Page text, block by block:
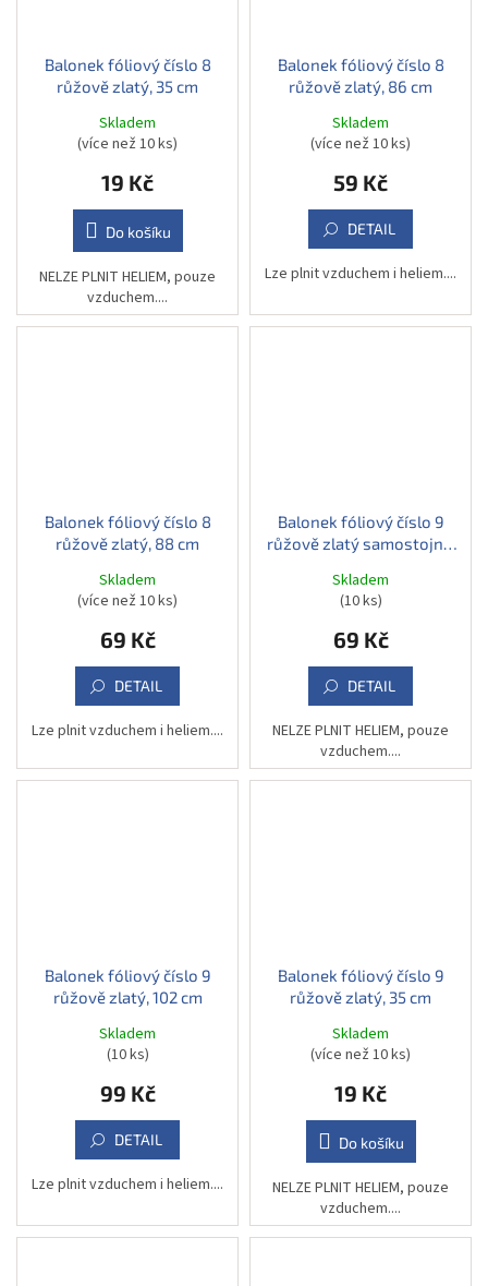
Balonek fóliový číslo 8
růžově zlatý, 35 cm
Skladem
(více než 10 ks)
19 Kč
Do košíku
NELZE PLNIT HELIEM, pouze
vzduchem....
Balonek fóliový číslo 8
růžově zlatý, 86 cm
Skladem
(více než 10 ks)
59 Kč
DETAIL
Lze plnit vzduchem i heliem....
Balonek fóliový číslo 8
růžově zlatý, 88 cm
Skladem
(více než 10 ks)
69 Kč
DETAIL
Lze plnit vzduchem i heliem....
Balonek fóliový číslo 9
růžově zlatý samostojný,
Skladem
(10 ks)
69 Kč
DETAIL
NELZE PLNIT HELIEM, pouze
vzduchem....
Balonek fóliový číslo 9
růžově zlatý, 102 cm
Skladem
(10 ks)
99 Kč
DETAIL
Lze plnit vzduchem i heliem....
Balonek fóliový číslo 9
růžově zlatý, 35 cm
Skladem
(více než 10 ks)
19 Kč
Do košíku
NELZE PLNIT HELIEM, pouze
vzduchem....